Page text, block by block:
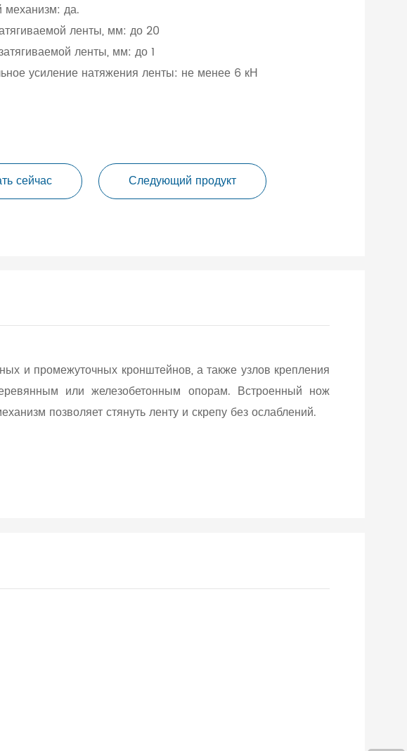
да.
ленты, мм: до 20
ленты, мм: до 1
усиление натяжения ленты: не менее 6 кН
сейчас Следующий продукт
и промежуточных кронштейнов, а также узлов крепления
или железобетонным опорам. Встроенный нож
позволяет стянуть ленту и скрепу без ослаблений.